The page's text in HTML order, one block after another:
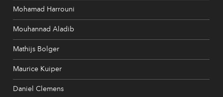
Mohamad Harrouni
Mouhannad Aladib
Mathijs Bolger
Maurice Kuiper
Daniel Clemens